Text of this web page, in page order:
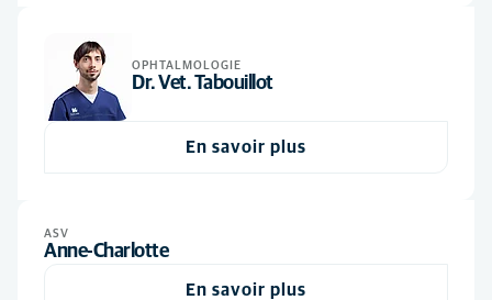
OPHTALMOLOGIE
Dr. Vet. Tabouillot
En savoir plus
ASV
Anne-Charlotte
En savoir plus